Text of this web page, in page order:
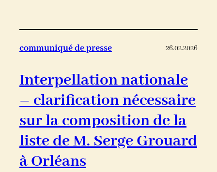
communiqué de presse 26.02.2026
Interpellation nationale
– clarification nécessaire
sur la composition de la
liste de M. Serge Grouard
à Orléans